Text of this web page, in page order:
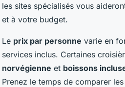
les sites spécialisés vous
et à votre budget.
Le prix par personne varie en
services inclus. Certaines
norvégienne et boissons
Prenez le temps de comparer